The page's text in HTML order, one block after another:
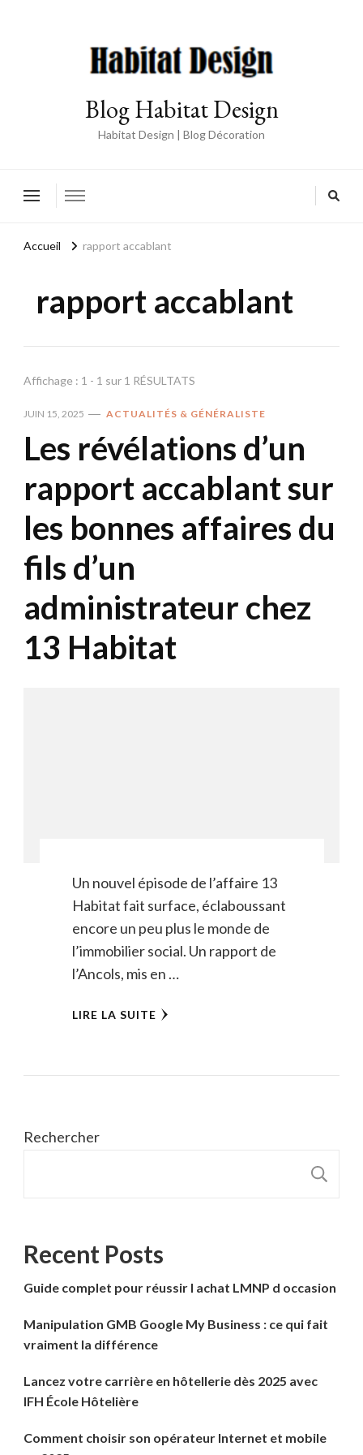
Blog Habitat Design
Habitat Design | Blog Décoration
Accueil rapport accablant
rapport accablant
Affichage : 1 - 1 sur 1 RÉSULTATS
JUIN 15, 2025 ACTUALITÉS & GÉNÉRALISTE
Les révélations d’un
rapport accablant sur
les bonnes affaires du
fils d’un
administrateur chez
13 Habitat
Un nouvel épisode de l’affaire 13
Habitat fait surface, éclaboussant
encore un peu plus le monde de
l’immobilier social. Un rapport de
l’Ancols, mis en …
LIRE LA SUITE
Rechercher
Recent Posts
Guide complet pour réussir l achat LMNP d occasion
Manipulation GMB Google My Business : ce qui fait
vraiment la différence
Lancez votre carrière en hôtellerie dès 2025 avec
IFH École Hôtelière
Comment choisir son opérateur Internet et mobile